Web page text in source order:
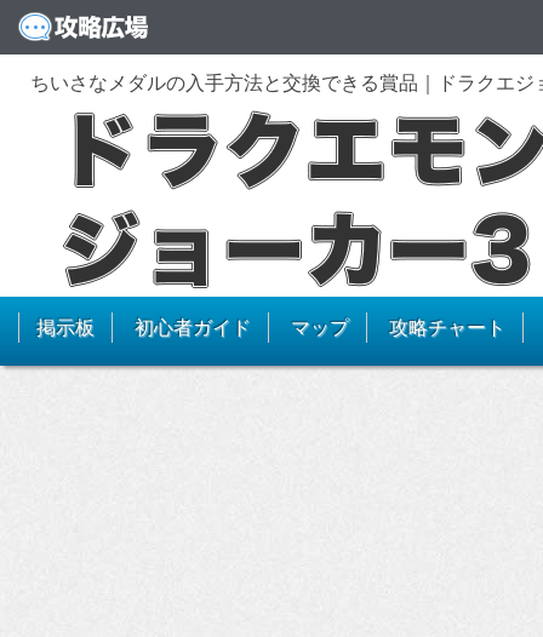
ちいさなメダルの入手方法と交換できる賞品｜ドラクエジ
掲示板 初心者ガイド マップ 攻略チャート